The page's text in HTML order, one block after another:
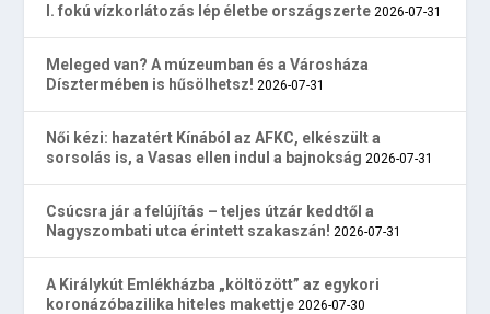
I. fokú vízkorlátozás lép életbe országszerte 2026-07-31
Meleged van? A múzeumban és a Városháza
Dísztermében is hűsölhetsz! 2026-07-31
Női kézi: hazatért Kínából az AFKC, elkészült a
sorsolás is, a Vasas ellen indul a bajnokság 2026-07-31
Csúcsra jár a felújítás – teljes útzár keddtől a
Nagyszombati utca érintett szakaszán! 2026-07-31
A Királykút Emlékházba „költözött” az egykori
koronázóbazilika hiteles makettje 2026-07-30